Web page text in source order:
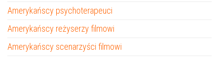
Amerykańscy psychoterapeuci
Amerykańscy reżyserzy filmowi
Amerykańscy scenarzyści filmowi